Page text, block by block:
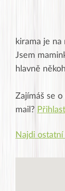
kirama je na
Jsem
hlavně
Zajímáš se o
mail?
Najdi